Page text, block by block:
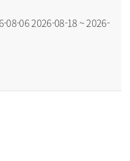
08-062026-08-18 ~ 2026-